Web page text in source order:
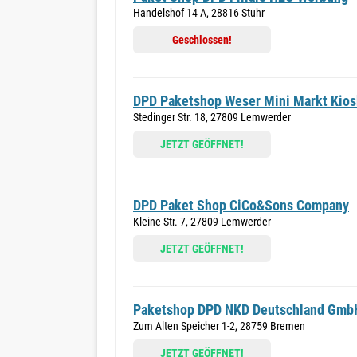
Handelshof 14 A, 28816 Stuhr
Geschlossen!
DPD Paketshop Weser Mini Markt
Stedinger Str. 18, 27809 Lemwerder
JETZT GEÖFFNET!
DPD Paket Shop CiCo&Sons Company
Kleine Str. 7, 27809 Lemwerder
JETZT GEÖFFNET!
Paketshop DPD NKD Deutschland
Zum Alten Speicher 1-2, 28759 Bremen
JETZT GEÖFFNET!